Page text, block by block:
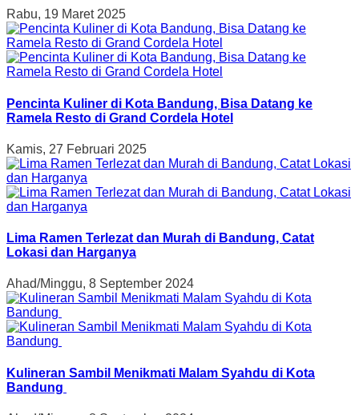
Rabu, 19 Maret 2025
Pencinta Kuliner di Kota Bandung, Bisa Datang ke
Ramela Resto di Grand Cordela Hotel
Kamis, 27 Februari 2025
Lima Ramen Terlezat dan Murah di Bandung, Catat
Lokasi dan Harganya
Ahad/Minggu, 8 September 2024
Kulineran Sambil Menikmati Malam Syahdu di Kota
Bandung